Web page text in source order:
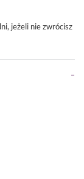
jeżeli nie zwrócisz